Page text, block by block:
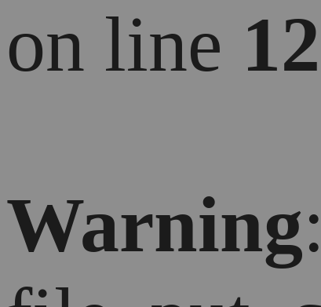
on line
Warning: